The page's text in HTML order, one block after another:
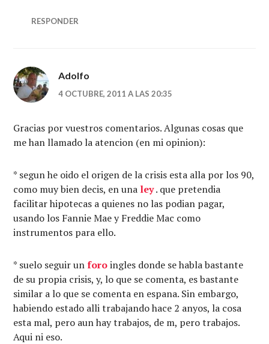
RESPONDER
Adolfo
4 OCTUBRE, 2011 A LAS 20:35
Gracias por vuestros comentarios. Algunas cosas que
me han llamado la atencion (en mi opinion):
* segun he oido el origen de la crisis esta alla por los 90,
como muy bien decis, en una ley. que pretendia
facilitar hipotecas a quienes no las podian pagar,
usando los Fannie Mae y Freddie Mac como
instrumentos para ello.
* suelo seguir unforoingles donde se habla bastante
de su propia crisis, y, lo que se comenta, es bastante
similar a lo que se comenta en espana. Sin embargo,
habiendo estado alli trabajando hace 2 anyos, la cosa
esta mal, pero aun hay trabajos, de m, pero trabajos.
Aqui ni eso.